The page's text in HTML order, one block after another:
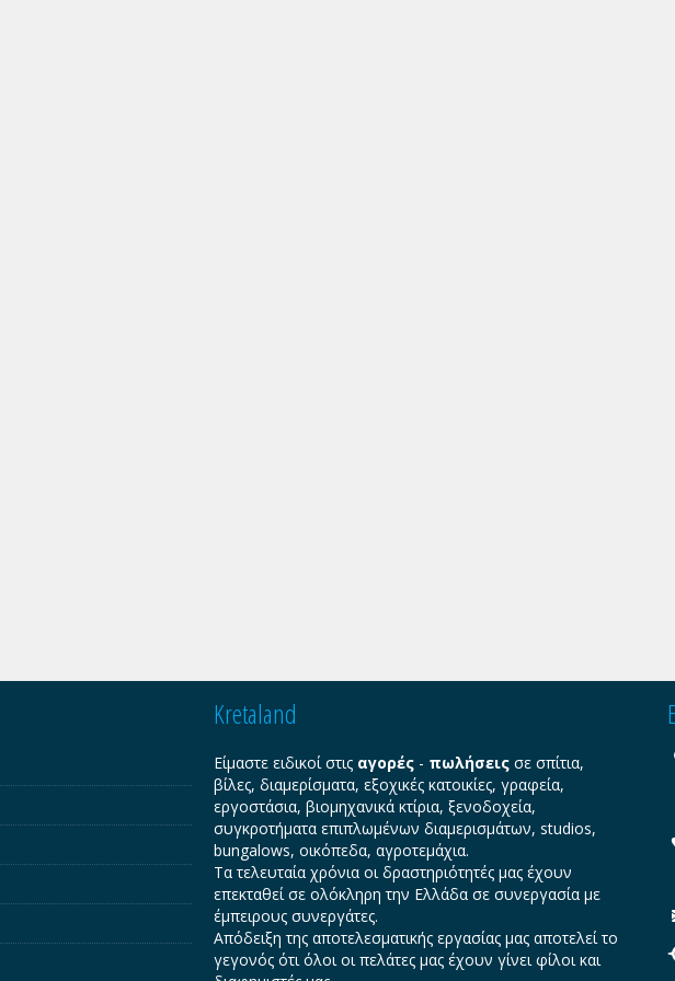
Kretaland
Είμαστε ειδικοί στις αγορές - πωλήσεις σε σπίτια,
βίλες, διαμερίσματα, εξοχικές κατοικίες, γραφεία,
εργοστάσια, βιομηχανικά κτίρια, ξενοδοχεία,
συγκροτήματα επιπλωμένων διαμερισμάτων, studios,
bungalows, οικόπεδα, αγροτεμάχια.
Τα τελευταία χρόνια οι δραστηριότητές μας έχουν
επεκταθεί σε ολόκληρη την Ελλάδα σε συνεργασία με
έμπειρους συνεργάτες.
Απόδειξη της αποτελεσματικής εργασίας μας αποτελεί το
γεγονός ότι όλοι οι πελάτες μας έχουν γίνει φίλοι και